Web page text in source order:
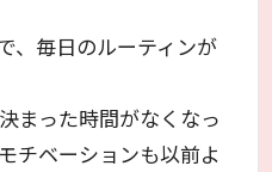
、毎日のルーティンが
まった時間がなくなっ
チベーションも以前よ